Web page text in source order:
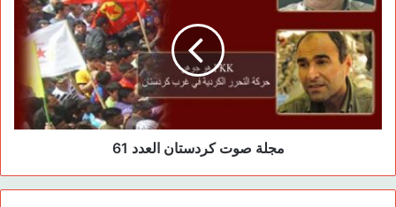
مجلة صوت كردستان العدد 61